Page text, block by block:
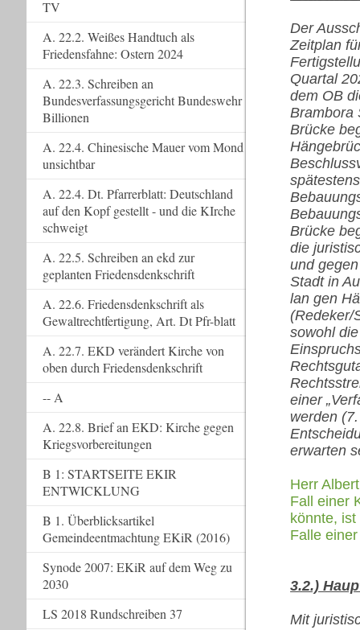
Der
Zeitplan
Quartal
dem OB
Brambora
Brücke
Brücke
die
und
Stadt in
lan gen
(Redeker/
sowohl
einer
werden
erwarten
Herr
Fall einer
könnte,
Falle
3.2.)
Mit
TV
A. 22.2. Weißes Handtuch als
Friedensfahne: Ostern 2024
A. 22.3. Schreiben an
Bundesverfassungsgericht Bundeswehr
Billionen
A. 22.4. Chinesische Mauer vom Mond
unsichtbar
A. 22.4. Dt. Pfarrerblatt: Deutschland
auf den Kopf gestellt - und die KIrche
schweigt
A. 22.5. Schreiben an ekd zur
geplanten Friedensdenkschrift
A. 22.6. Friedensdenkschrift als
Gewaltrechtfertigung, Art. Dt Pfr-blatt
A. 22.7. EKD verändert Kirche von
oben durch Friedensdenkschrift
-- A
A. 22.8. Brief an EKD: Kirche gegen
Kriegsvorbereitungen
B 1: STARTSEITE EKIR
ENTWICKLUNG
B 1. Überblicksartikel
Gemeindeentmachtung EKiR (2016)
Synode 2007: EKiR auf dem Weg zu
2030
LS 2018 Rundschreiben 37